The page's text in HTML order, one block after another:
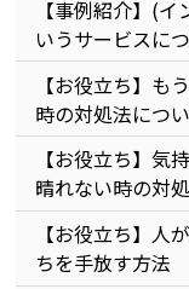
【事例紹介】(
いうサービスに
【お役立ち】も
時の対処法につ
【お役立ち】気
晴れない時の対
【お役立ち】人
ちを手放す方法